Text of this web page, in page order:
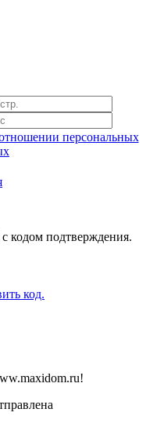
персональных
кодом подтверждения.
код.